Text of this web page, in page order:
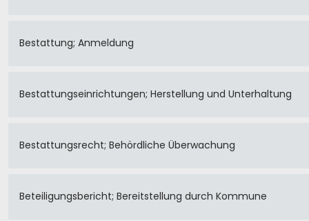
Bestattung; Anmeldung
Bestattungseinrichtungen; Herstellung und Unterhaltung
Bestattungsrecht; Behördliche Überwachung
Beteiligungsbericht; Bereitstellung durch Kommune